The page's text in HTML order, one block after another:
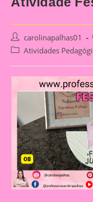
Post
author:
carolinapalhas01
PostAtividades